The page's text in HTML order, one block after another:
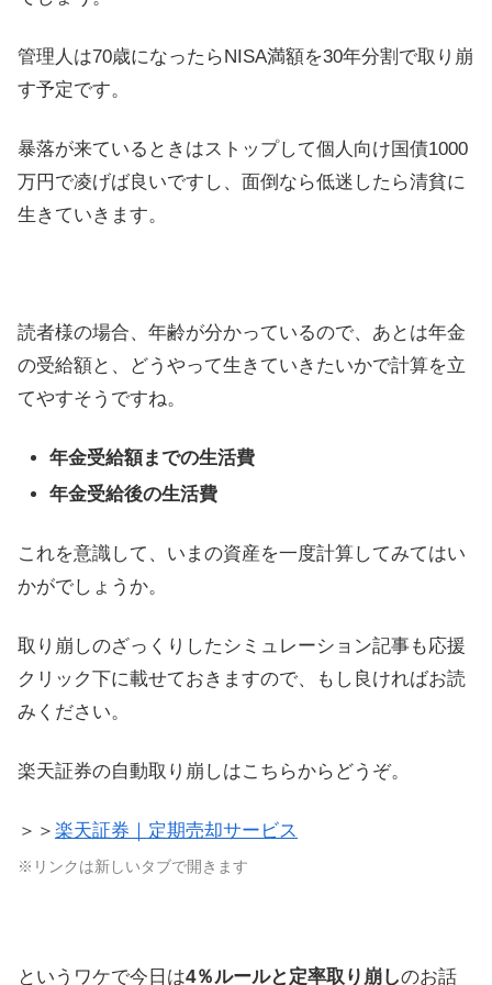
管理人は70歳になったらNISA満額を30年分割で取り崩
す予定です。
暴落が来ているときはストップして個人向け国債1000
万円で凌げば良いですし、面倒なら低迷したら清貧に
生きていきます。
読者様の場合、年齢が分かっているので、あとは年金
の受給額と、どうやって生きていきたいかで計算を立
てやすそうですね。
年金受給額までの生活費
年金受給後の生活費
これを意識して、いまの資産を一度計算してみてはい
かがでしょうか。
取り崩しのざっくりしたシミュレーション記事も応援
クリック下に載せておきますので、もし良ければお読
みください。
楽天証券の自動取り崩しはこちらからどうぞ。
＞＞ 楽天証券｜定期売却サービス
※リンクは新しいタブで開きます
というワケで今日は4％ルールと定率取り崩しのお話